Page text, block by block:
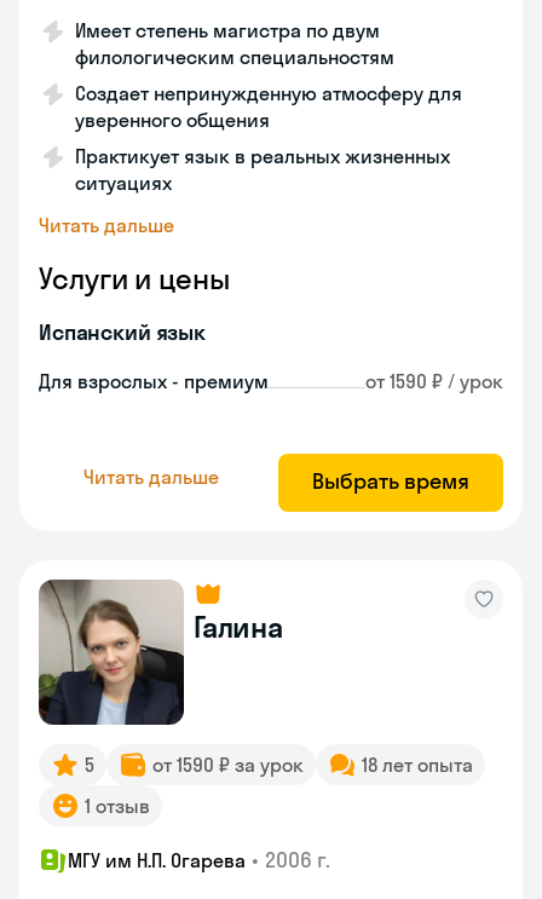
Имеет степень магистра по двум
филологическим специальностям
Создает непринужденную атмосферу для
уверенного общения
Практикует язык в реальных жизненных
ситуациях
Читать дальше
Услуги и цены
Испанский язык
Для взрослых - премиум от 1590 ₽ / урок
Читать дальше Выбрать время
Галина
5 от 1590 ₽ за урок
18 лет опыта
1 отзыв
МГУ им Н.П. Огарева • 2006 г.